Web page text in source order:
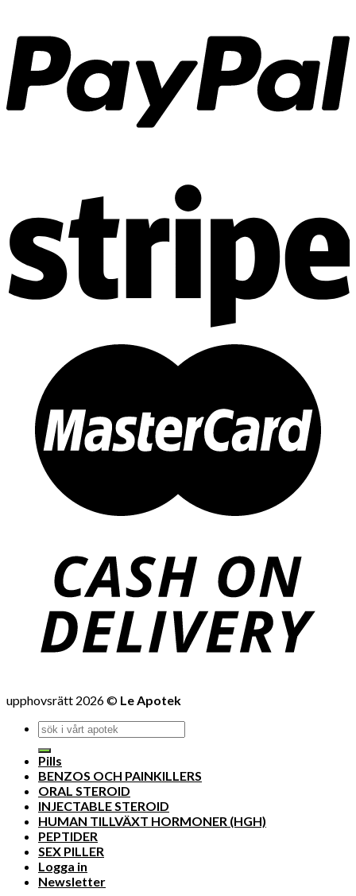
upphovsrätt 2026 © Le Apotek
Pills
BENZOS OCH PAINKILLERS
ORAL STEROID
INJECTABLE STEROID
HUMAN TILLVÄXT HORMONER (HGH)
PEPTIDER
SEX PILLER
Logga in
Newsletter